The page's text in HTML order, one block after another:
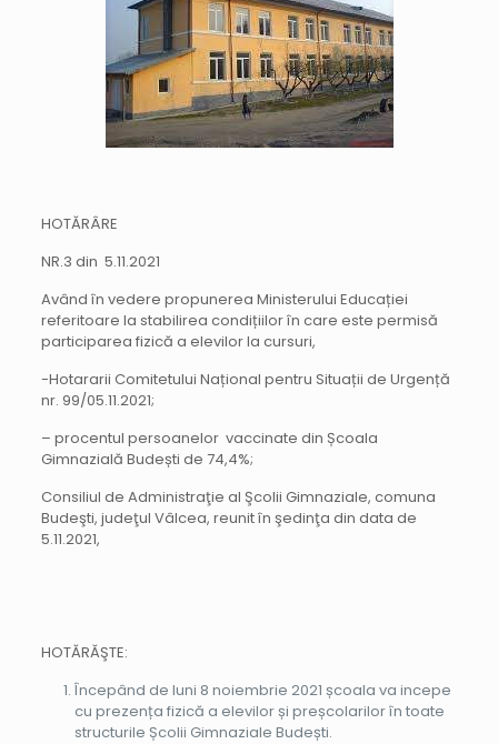
HOTĂRÂRE
NR.3 din 5.11.2021
Având în vedere propunerea Ministerului Educației
referitoare la stabilirea condițiilor în care este permisă
participarea fizică a elevilor la cursuri,
-Hotararii Comitetului Național pentru Situații de Urgență
nr. 99/05.11.2021;
– procentul persoanelor vaccinate din Școala
Gimnazială Budești de 74,4%;
Consiliul de Administraţie al Şcolii Gimnaziale, comuna
Budeşti, judeţul Vâlcea, reunit în şedinţa din data de
5.11.2021,
HOTĂRĂŞTE:
Începând de luni 8 noiembrie 2021 școala va incepe
cu prezența fizică a elevilor și preșcolarilor în toate
structurile Școlii Gimnaziale Budești.